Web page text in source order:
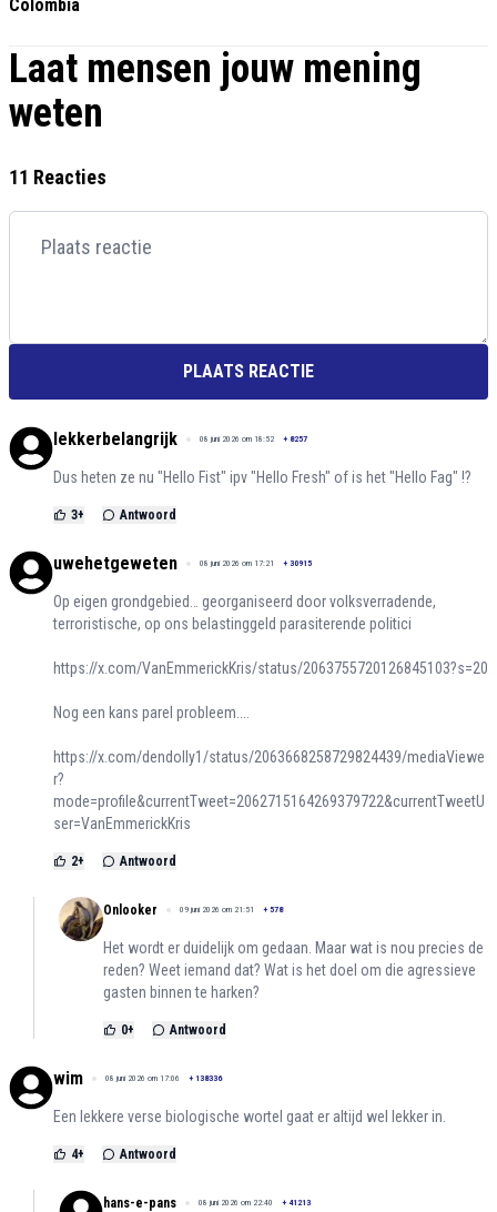
Colombia
Laat mensen jouw mening
weten
11 Reacties
PLAATS REACTIE
lekkerbelangrijk 08 juni 2026 om 18:52 + 8257
Dus heten ze nu "Hello Fist" ipv "Hello Fresh" of is het "Hello Fag" !?
3+ Antwoord
uwehetgeweten 08 juni 2026 om 17:21 + 30915
Op eigen grondgebied… georganiseerd door volksverradende,
terroristische, op ons belastinggeld parasiterende politici
https://x.com/VanEmmerickKris/status/2063755720126845103?s=20
Nog een kans parel probleem....
https://x.com/dendolly1/status/2063668258729824439/mediaViewe
r?
mode=profile&currentTweet=2062715164269379722&currentTweetU
ser=VanEmmerickKris
2+ Antwoord
Onlooker 09 juni 2026 om 21:51 + 578
Het wordt er duidelijk om gedaan. Maar wat is nou precies de
reden? Weet iemand dat? Wat is het doel om die agressieve
gasten binnen te harken?
0+ Antwoord
wim 08 juni 2026 om 17:06 + 138336
Een lekkere verse biologische wortel gaat er altijd wel lekker in.
4+ Antwoord
hans-e-pans 08 juni 2026 om 22:40 + 41213